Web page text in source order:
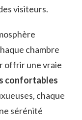
visiteurs.
chambre
offrir une vraie
confortables
chaque
sérénité